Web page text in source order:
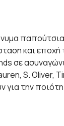
παπούτσια
και
σε
S. Oliver,
για την